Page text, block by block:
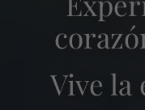
Vive la